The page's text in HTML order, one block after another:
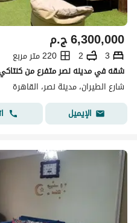
ج.م6,300,000
3
2
220 متر مربع
شقه في مدينه نصر متفرع من
شارع الطيران، مدينة نصر، القاهرة
الإيميل